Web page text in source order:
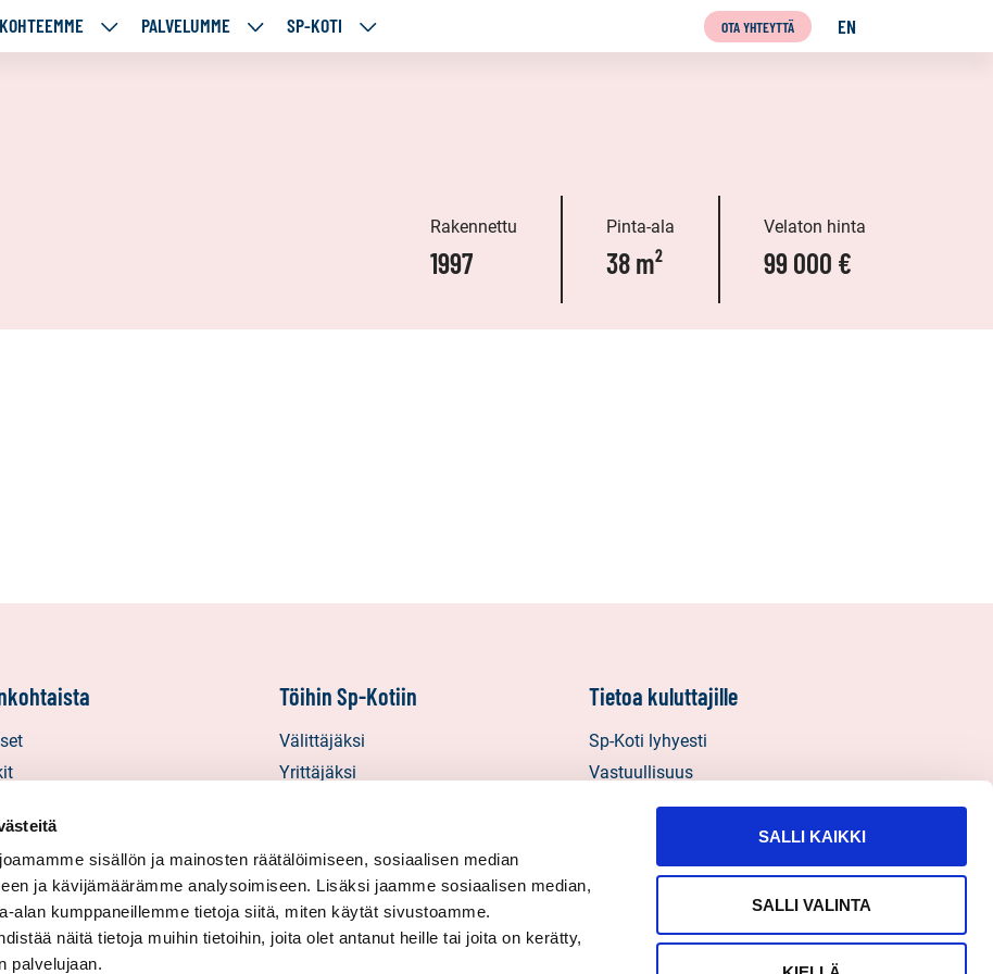
sisällön ja mainosten räätälöimiseen, sosiaalisen median
ja kävijämäärämme analysoimiseen. Lisäksi jaamme sosiaalisen median,
alan kumppaneillemme tietoja siitä, miten käytät sivustoamme.
näitä tietoja muihin tietoihin, joita olet antanut heille tai joita on kerätty,
palvelujaan.
SALLI KAIKKI
SALLI VALINTA
KOHTEEMME
KOHTEEMME
PALVELUMME
PALVELUMME
SP-KOTI
SP-
OTA YHTEYTTÄ EN
ENGLISH
Rakennettu
1997
Pinta-ala
38 m²
Velaton hinta
99 000 €
uutiskirjeet
Töihin Sp-Kotiin
Välittäjäksi
Yrittäjäksi
Tietoa kuluttajille
Sp-Koti lyhyesti
Vastuullisuus
Välitysliikkeen vastuut
Henkilötietojen käyttö, tietosuoja ja
Palautelomake